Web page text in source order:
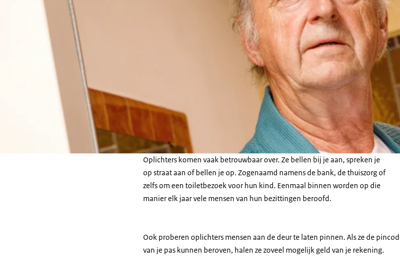
Oplichters komen vaak betrouwbaar over. Ze bellen bij je aan, spreken je
op straat aan of bellen je op. Zogenaamd namens de bank, de thuiszorg of
zelfs om een toiletbezoek voor hun kind. Eenmaal binnen worden op die
manier elk jaar vele mensen van hun bezittingen beroofd.
Ook proberen oplichters mensen aan de deur te laten pinnen. Als ze de
van je pas kunnen beroven, halen ze zoveel mogelijk geld van je rekening.